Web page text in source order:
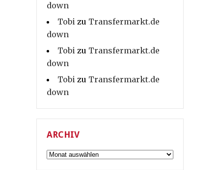
down
Tobi zu Transfermarkt.de
down
Tobi zu Transfermarkt.de
down
Tobi zu Transfermarkt.de
down
ARCHIV
Archiv